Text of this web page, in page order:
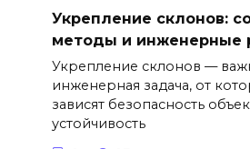
Укрепление склонов:
методы и инженерные
Укрепление склонов —
инженерная задача, от
зависят безопасность
устойчивость